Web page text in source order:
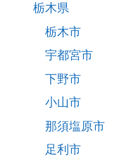
栃木県
栃木市
宇都宮市
下野市
小山市
那須塩原市
足利市